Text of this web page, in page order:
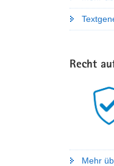
Recht
Mehr